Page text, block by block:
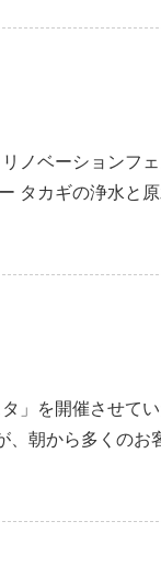
ノベーションフ
タカギの浄水と
」を開催させて
、朝から多くの